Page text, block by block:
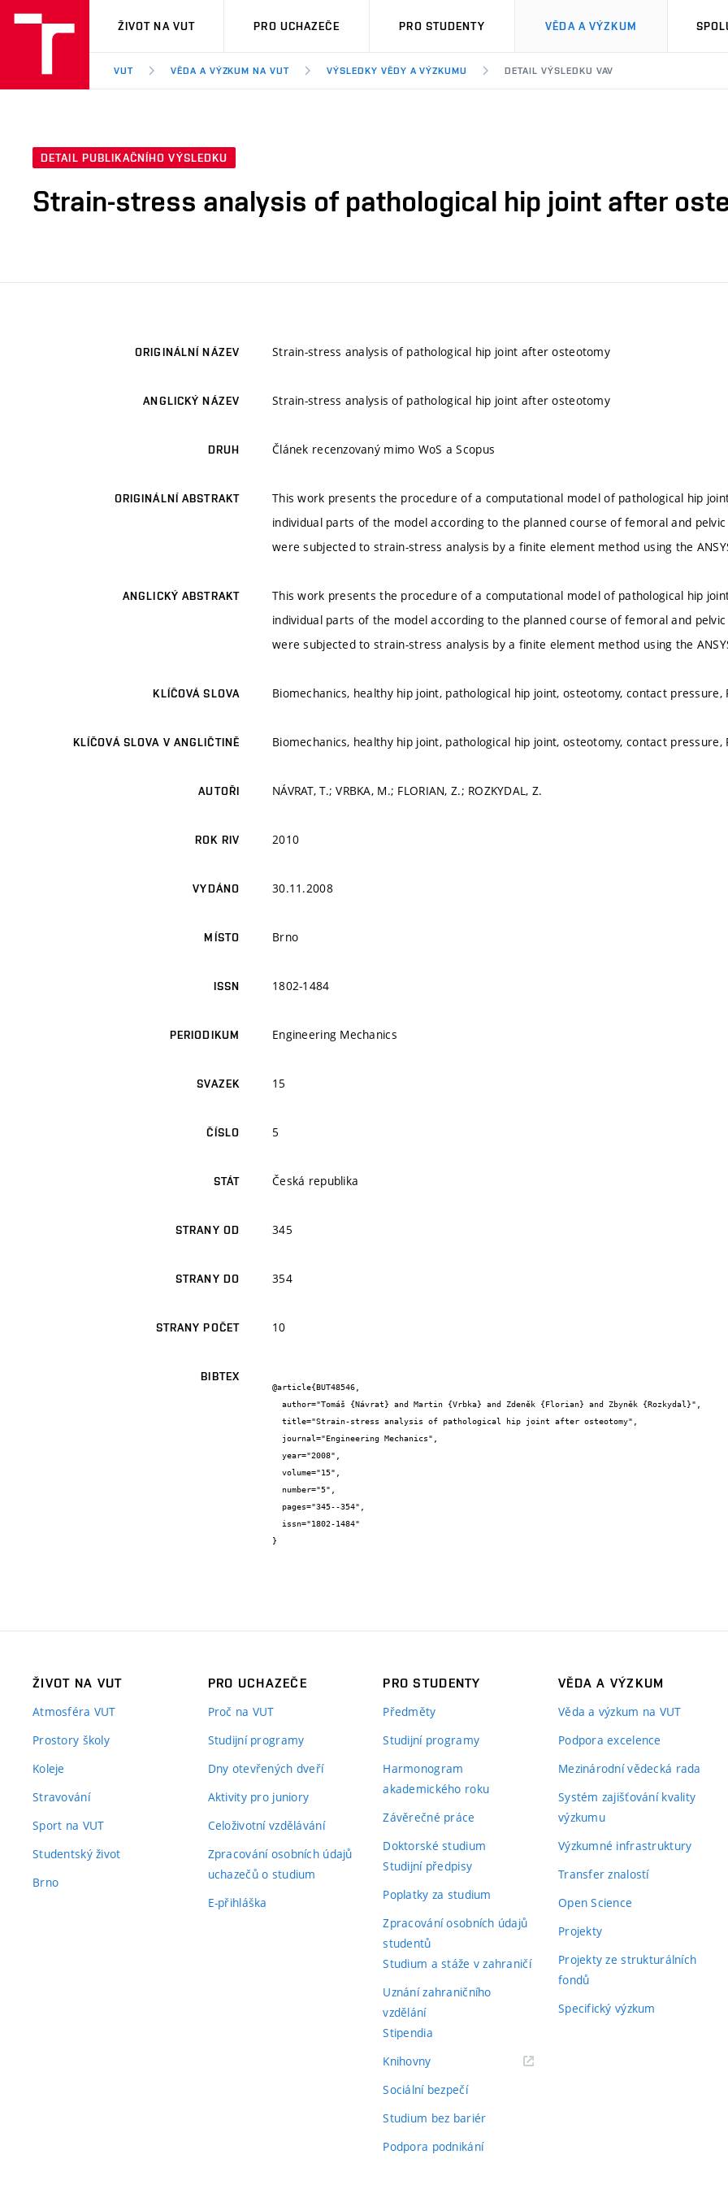
VUT
ŽIVOT NA VUT PRO UCHAZEČE PRO STUDENTY VĚDA A VÝZKUM
VUT VĚDA A VÝZKUM NA VUT VÝSLEDKY VĚDY A VÝZKUMU DETAIL VÝSLEDKU VAV
DETAIL PUBLIKAČNÍHO VÝSLEDKU
Strain-stress analysis of pathological hip joint after
ORIGINÁLNÍ NÁZEV Strain-stress analysis of pathological hip joint after osteotomy
ANGLICKÝ NÁZEV Strain-stress analysis of pathological hip joint after osteotomy
DRUH Článek recenzovaný mimo WoS a Scopus
ORIGINÁLNÍ ABSTRAKT
This work presents the procedure of a computational model of pathological hip
individual parts of the model according to the planned course of femoral and
were subjected to strain-stress analysis by a finite element method using the
ANGLICKÝ ABSTRAKT
This work presents the procedure of a computational model of pathological hip
individual parts of the model according to the planned course of femoral and
were subjected to strain-stress analysis by a finite element method using the
KLÍČOVÁ SLOVA Biomechanics, healthy hip joint, pathological hip joint, osteotomy, contact pressure,
KLÍČOVÁ SLOVA V ANGLIČTINĚ Biomechanics, healthy hip joint, pathological hip joint, osteotomy, contact pressure,
AUTOŘI NÁVRAT, T.; VRBKA, M.; FLORIAN, Z.; ROZKYDAL, Z.
ROK RIV 2010
VYDÁNO 30.11.2008
MÍSTO Brno
ISSN 1802-1484
PERIODIKUM Engineering Mechanics
SVAZEK 15
ČÍSLO 5
STÁT Česká republika
STRANY OD 345
STRANY DO 354
STRANY POČET 10
BIBTEX
@article{BUT48546,
}
ŽIVOT NA VUT
Atmosféra VUT
Prostory školy
Koleje
Stravování
Sport na VUT
Studentský život
Brno
PRO UCHAZEČE
Proč na VUT
Studijní programy
Dny otevřených dveří
Aktivity pro juniory
Celoživotní vzdělávání
Zpracování osobních údajů
uchazečů o studium
E-přihláška
PRO STUDENTY
Předměty
Studijní programy
Harmonogram
akademického roku
Závěrečné práce
Doktorské studium
Studijní předpisy
Poplatky za studium
Zpracování osobních údajů
studentů
Studium a stáže v zahraničí
Uznání zahraničního
vzdělání
Stipendia
Knihovny(externí
Sociální bezpečí
Studium bez bariér
Podpora podnikání
VĚDA A VÝZKUM
Věda a výzkum na VUT
Podpora excelence
Mezinárodní vědecká rada
Systém zajišťování kvality
výzkumu
Výzkumné infrastruktury
Transfer znalostí
Open Science
Projekty
Projekty ze strukturálních
fondů
Specifický výzkum